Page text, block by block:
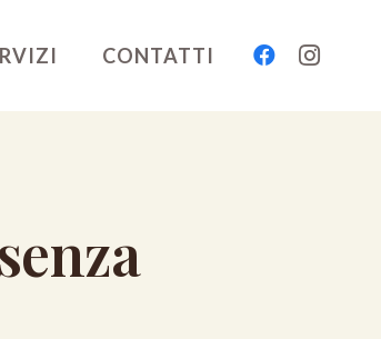
CONTATTI